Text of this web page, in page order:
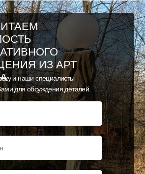
и наши специалисты
для обсуждения деталей.
ИЗ АРТ